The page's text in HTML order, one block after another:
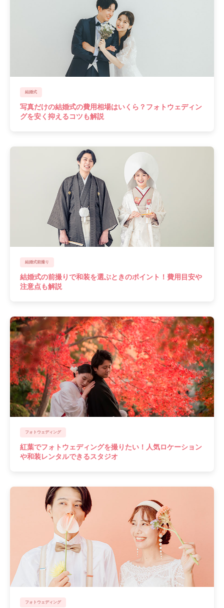
結婚式
写真だけの結婚式の費用相場はいくら？フォトウェディン
グを安く抑えるコツも解説
結婚式前撮り
結婚式の前撮りで和装を選ぶときのポイント！費用目安や
注意点も解説
フォトウェディング
紅葉でフォトウェディングを撮りたい！人気ロケーション
や和装レンタルできるスタジオ
フォトウェディング